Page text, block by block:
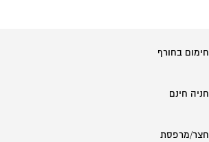
חימום בחורף
חניה חינם
חצר/מרפסת